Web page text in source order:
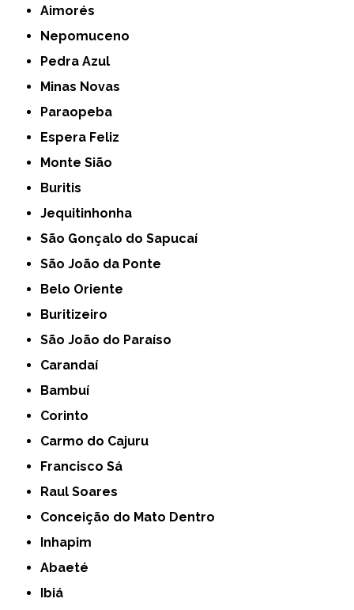
Aimorés
Nepomuceno
Pedra Azul
Minas Novas
Paraopeba
Espera Feliz
Monte Sião
Buritis
Jequitinhonha
São Gonçalo do Sapucaí
São João da Ponte
Belo Oriente
Buritizeiro
São João do Paraíso
Carandaí
Bambuí
Corinto
Carmo do Cajuru
Francisco Sá
Raul Soares
Conceição do Mato Dentro
Inhapim
Abaeté
Ibiá